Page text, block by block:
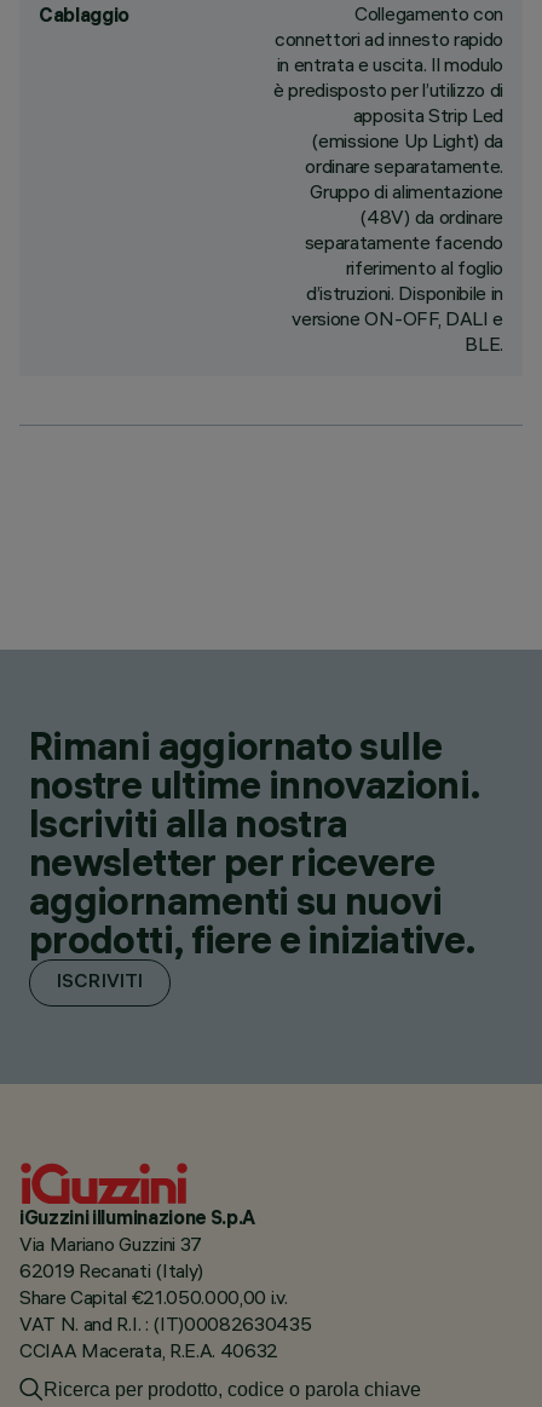
Cablaggio
Collegamento con
connettori ad innesto rapido
in entrata e uscita. Il modulo
è predisposto per l’utilizzo di
apposita Strip Led
(emissione Up Light) da
ordinare separatamente.
Gruppo di alimentazione
(48V) da ordinare
separatamente facendo
riferimento al foglio
d’istruzioni. Disponibile in
versione ON-OFF, DALI e
BLE.
Rimani aggiornato sulle
nostre ultime innovazioni.
Iscriviti alla nostra
newsletter per ricevere
aggiornamenti su nuovi
prodotti, fiere e iniziative.
ISCRIVITI
iGuzzini illuminazione S.p.A
Via Mariano Guzzini 37
62019 Recanati (Italy)
Share Capital €21.050.000,00 i.v.
VAT N. and R.I. : (IT)00082630435
CCIAA Macerata, R.E.A. 40632